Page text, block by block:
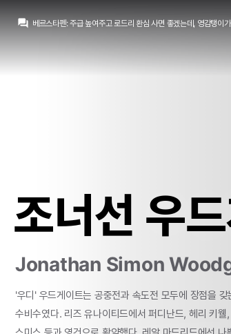
question_answer 베르스타펜:주급 높여주고 로드리 환심 사면 좋겠는데, 영감탱이가 지를리 만무하고.. 에휴
조너선 우
Jonathan Simon
'우디' 우드게이트는 공중전과 속도전 모두에 장점을 갖
수비수였다. 리즈 유나이티드에서 퍼디난드, 헤리 키웰,